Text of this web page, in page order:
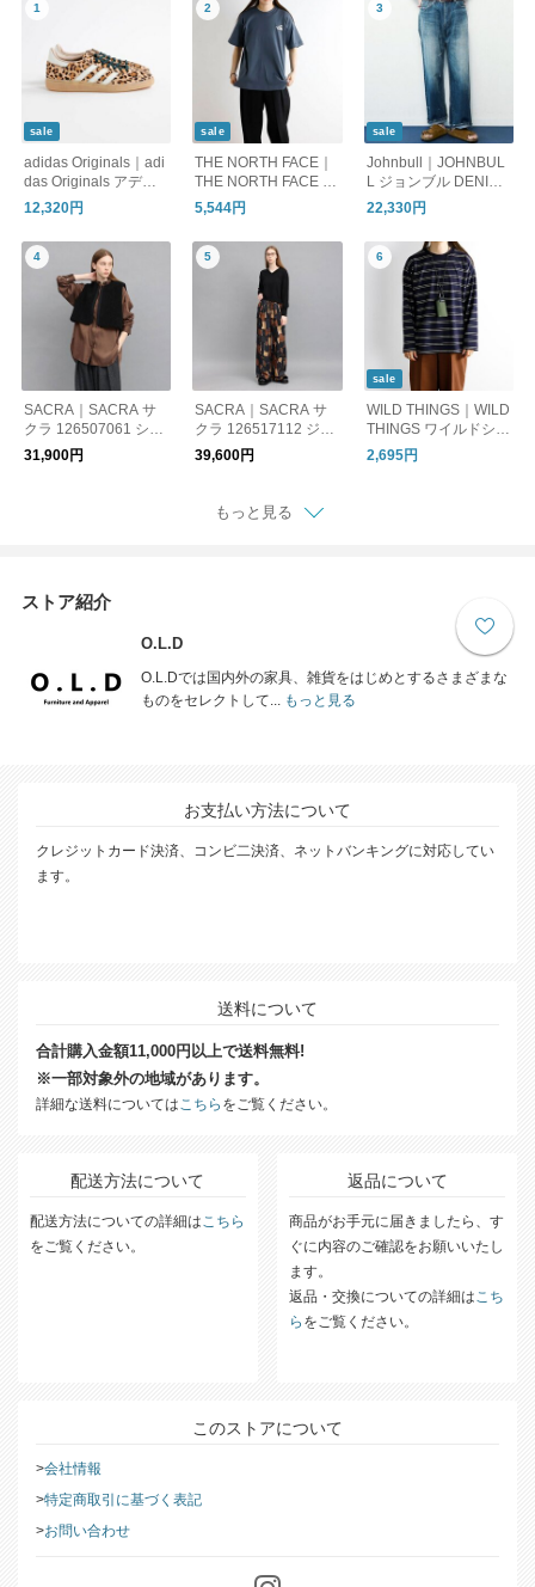
sale
adidas Originals｜adi
das Originals アディ
ダス オリジナルス Ha
ndball Spezial ハンド
ボール スペツィアル
KI6678 Magic Beige I
vory Aurora Ivy
12,320円
sale
THE NORTH FACE｜
THE NORTH FACE ザ
ノースフェイス NT32
659 ショートスリーブ
ズーピッカーティー
5,544円
sale
Johnbull｜JOHNBUL
L ジョンブル DENIM
DELIGHT DAYS JY26
1P04 セルヴィッチデ
ニムワイドジーンズ
22,330円
SACRA｜SACRA サ
クラ 126507061 シー
プボア ショート ジレ
SHEEP BOA SHORT
31,900円
SACRA｜SACRA サ
クラ 126517112 ジオ
メトリック ペインテ
ィング パンツ GEOM
39,600円
sale
WILD THINGS｜WILD
THINGS ワイルドシン
グス NECK WALLET
(X-PAC&SPECTRA)
2,695円
もっと見る
ストア紹介
O.L.D
O.L.Dでは国内外の家具、雑貨をはじめとするさまざまな
ものをセレクトして...
もっと見る
お支払い方法について
クレジットカード決済、コンビ二決済、ネットバンキングに対応してい
ます。
送料について
合計購入金額11,000円以上で送料無料!
※一部対象外の地域があります。
詳細な送料については こちら をご覧ください。
配送方法について
配送方法についての詳細は こちら
をご覧ください。
返品について
商品がお手元に届きましたら、す
ぐに内容のご確認をお願いいたし
ます。
返品・交換についての詳細は こち
ら をご覧ください。
このストアについて
会社情報
特定商取引に基づく表記
お問い合わせ